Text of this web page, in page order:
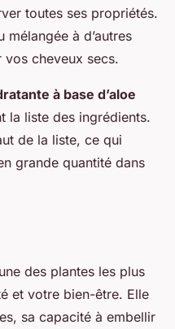
toutes ses propriétés.
à d’autres
vos cheveux secs.
à base d’aloe
la liste des ingrédients.
de la liste, ce qui
grande quantité dans
des plantes les plus
et votre bien-être. Elle
sa capacité à embellir